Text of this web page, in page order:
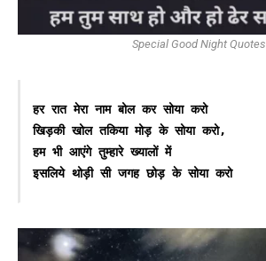
Special Good Night Quotes
हर रात मेरा नाम बोल कर सोया करो
खिड़की खोल तकिया मोड़ के सोया करो,
हम भी आएंगे तुम्हारे ख्यालों में
इसलिये थोड़ी सी जगह छोड़ के सोया करो